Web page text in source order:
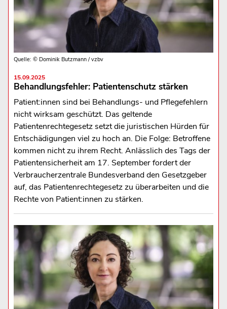
Quelle: © Dominik Butzmann / vzbv
15.09.2025
Behandlungsfehler: Patientenschutz stärken
Patient:innen sind bei Behandlungs- und Pflegefehlern
nicht wirksam geschützt. Das geltende
Patientenrechtegesetz setzt die juristischen Hürden für
Entschädigungen viel zu hoch an. Die Folge: Betroffene
kommen nicht zu ihrem Recht. Anlässlich des Tags der
Patientensicherheit am 17. September fordert der
Verbraucherzentrale Bundesverband den Gesetzgeber
auf, das Patientenrechtegesetz zu überarbeiten und die
Rechte von Patient:innen zu stärken.